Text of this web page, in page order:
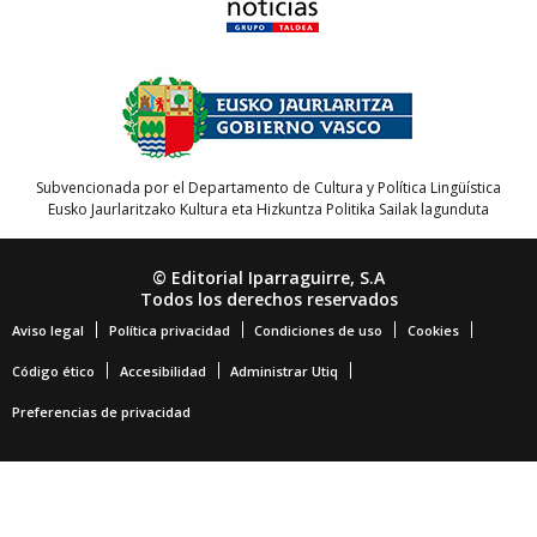
Subvencionada por el Departamento de Cultura y Política Lingüística
Eusko Jaurlaritzako Kultura eta Hizkuntza Politika Sailak lagunduta
© Editorial Iparraguirre, S.A
Todos los derechos reservados
Aviso legal Política privacidad Condiciones de uso Cookies
Código ético Accesibilidad Administrar Utiq
Preferencias de privacidad